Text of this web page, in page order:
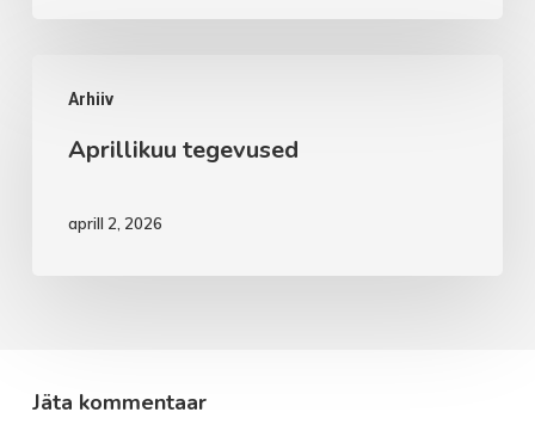
Arhiiv
tegevused
Aprillikuu tegevused
aprill 2, 2026
Jäta kommentaar